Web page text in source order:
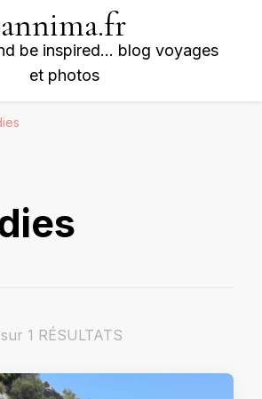
annima.fr
be inspired… blog voyages
et photos
1 RÉSULTATS